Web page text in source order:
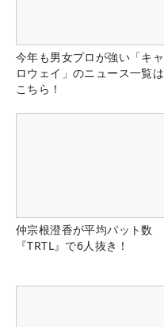
今年も男女プロが強い「キャ
ロウェイ」のニュース一覧は
こちら！
仲宗根澄香が平均パット数
『TRTL』で6人抜き！